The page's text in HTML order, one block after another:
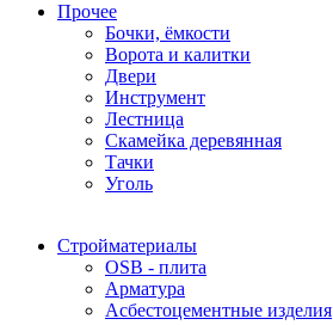
Прочее
Бочки, ёмкости
Ворота и калитки
Двери
Инструмент
Лестница
Скамейка деревянная
Тачки
Уголь
Стройматериалы
OSB - плита
Арматура
Асбестоцементные изделия